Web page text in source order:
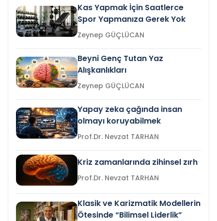
Kas Yapmak İçin Saatlerce
Spor Yapmanıza Gerek Yok
Zeynep GÜÇLÜCAN
Beyni Genç Tutan Yaz
Alışkanlıkları
Zeynep GÜÇLÜCAN
Yapay zeka çağında insan
olmayı koruyabilmek
Prof.Dr. Nevzat TARHAN
Kriz zamanlarında zihinsel zırh
Prof.Dr. Nevzat TARHAN
Klasik ve Karizmatik Modellerin
Ötesinde “Bilimsel Liderlik”